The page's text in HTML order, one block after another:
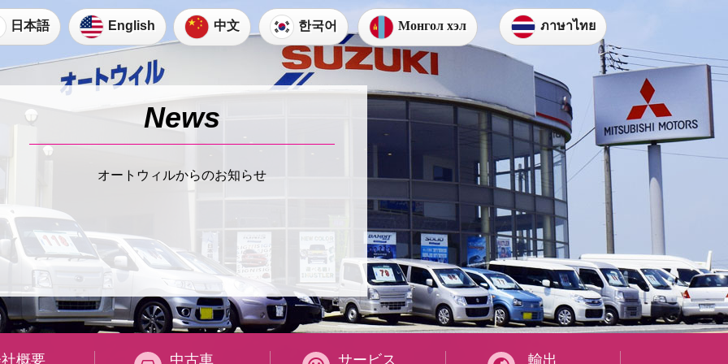
日本語 English 中文 한국어 Монгол хэл ภาษาไทย
オートウィルからのお知らせ
概要 中古車 サービス 輸出